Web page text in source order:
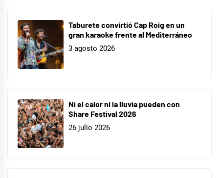
Taburete convirtió Cap Roig en un
gran karaoke frente al Mediterráneo
3 agosto 2026
Ni el calor ni la lluvia pueden con
Share Festival 2026
26 julio 2026